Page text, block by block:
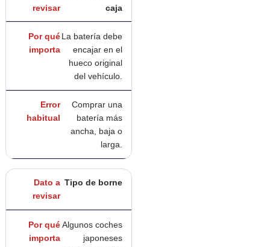
caja
La batería debe
encajar en el
hueco original
del vehículo.
Comprar una
batería más
ancha, baja o
larga.
Tipo de borne
Algunos coches
japoneses